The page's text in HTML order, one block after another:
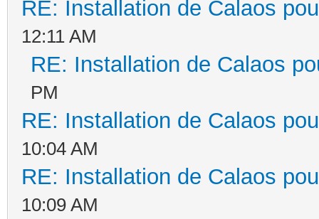
RE: Installation de Calaos
12:11 AM
RE: Installation de Calaos
PM
RE: Installation de Calaos
10:04 AM
RE: Installation de Calaos
10:09 AM